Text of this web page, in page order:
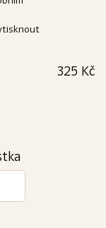
325 Kč